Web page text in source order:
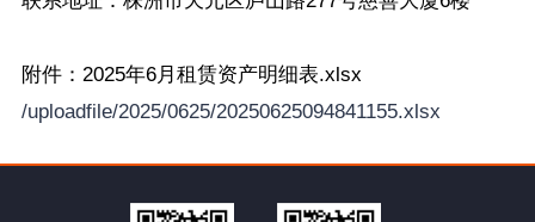
附件：2025年6月租赁资产明细表.xlsx
/uploadfile/2025/0625/20250625094841155.xlsx